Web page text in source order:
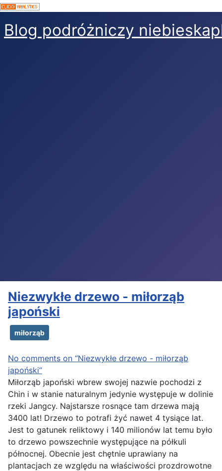
Blog podróżniczy
Niezwykłe drzewo - miłorząb
japoński
miłorząb
No comments on “Niezwykłe drzewo - miłorząb
japoński”
Miłorząb japoński wbrew swojej nazwie pochodzi z
Chin i w stanie naturalnym jedynie występuje w dolinie
rzeki Jangcy. Najstarsze rosnące tam drzewa mają
3400 lat! Drzewo to potrafi żyć nawet 4 tysiące lat.
Jest to gatunek reliktowy i 140 milionów lat temu było
to drzewo powszechnie występujące na półkuli
północnej. Obecnie jest chętnie uprawiany na
plantacjach ze względu na właściwości prozdrowotne